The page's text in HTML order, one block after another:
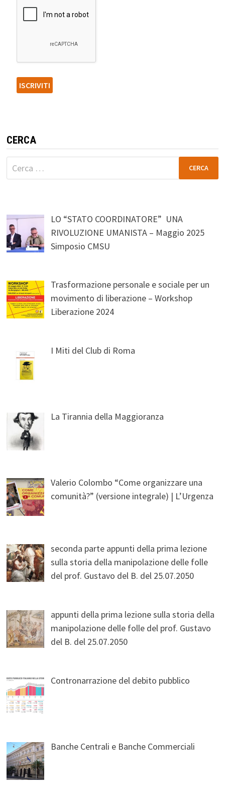
CERCA
Ricerca
per:
LO “STATO COORDINATORE” UNA
RIVOLUZIONE UMANISTA – Maggio 2025
Simposio CMSU
Trasformazione personale e sociale per un
movimento di liberazione – Workshop
Liberazione 2024
I Miti del Club di Roma
La Tirannia della Maggioranza
Valerio Colombo “Come organizzare una
comunità?” (versione integrale) | L’Urgenza
seconda parte appunti della prima lezione
sulla storia della manipolazione delle folle
del prof. Gustavo del B. del 25.07.2050
appunti della prima lezione sulla storia della
manipolazione delle folle del prof. Gustavo
del B. del 25.07.2050
Contronarrazione del debito pubblico
Banche Centrali e Banche Commerciali